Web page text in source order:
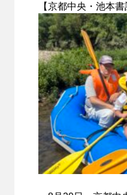
【京都中央・池本書